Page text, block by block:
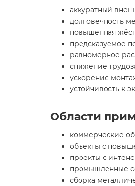
аккуратный
долговечность
повышенная
предсказуемое
равномерное
снижение
ускорение
устойчивость к
Области
коммерческие
объекты с
проекты с
промышленные
сборка